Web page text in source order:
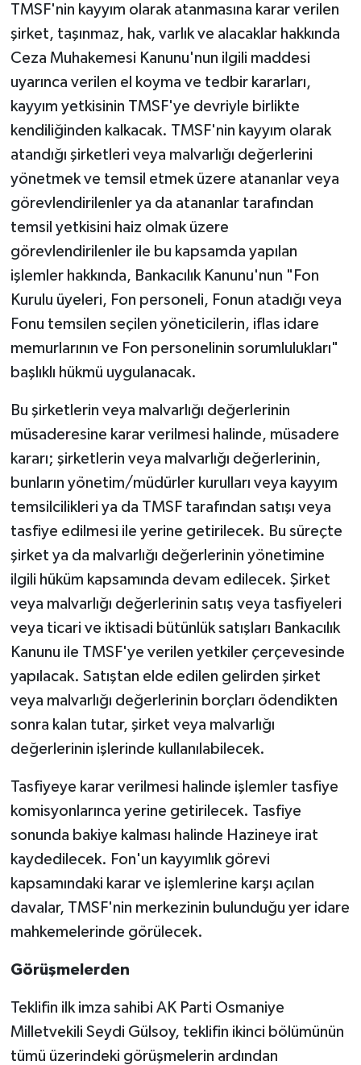
TMSF'nin kayyım olarak atanmasına karar verilen
şirket, taşınmaz, hak, varlık ve alacaklar hakkında
Ceza Muhakemesi Kanunu'nun ilgili maddesi
uyarınca verilen el koyma ve tedbir kararları,
kayyım yetkisinin TMSF'ye devriyle birlikte
kendiliğinden kalkacak. TMSF'nin kayyım olarak
atandığı şirketleri veya malvarlığı değerlerini
yönetmek ve temsil etmek üzere atananlar veya
görevlendirilenler ya da atananlar tarafından
temsil yetkisini haiz olmak üzere
görevlendirilenler ile bu kapsamda yapılan
işlemler hakkında, Bankacılık Kanunu'nun "Fon
Kurulu üyeleri, Fon personeli, Fonun atadığı veya
Fonu temsilen seçilen yöneticilerin, iflas idare
memurlarının ve Fon personelinin sorumlulukları"
başlıklı hükmü uygulanacak.
Bu şirketlerin veya malvarlığı değerlerinin
müsaderesine karar verilmesi halinde, müsadere
kararı; şirketlerin veya malvarlığı değerlerinin,
bunların yönetim/müdürler kurulları veya kayyım
temsilcilikleri ya da TMSF tarafından satışı veya
tasfiye edilmesi ile yerine getirilecek. Bu süreçte
şirket ya da malvarlığı değerlerinin yönetimine
ilgili hüküm kapsamında devam edilecek. Şirket
veya malvarlığı değerlerinin satış veya tasfiyeleri
veya ticari ve iktisadi bütünlük satışları Bankacılık
Kanunu ile TMSF'ye verilen yetkiler çerçevesinde
yapılacak. Satıştan elde edilen gelirden şirket
veya malvarlığı değerlerinin borçları ödendikten
sonra kalan tutar, şirket veya malvarlığı
değerlerinin işlerinde kullanılabilecek.
Tasfiyeye karar verilmesi halinde işlemler tasfiye
komisyonlarınca yerine getirilecek. Tasfiye
sonunda bakiye kalması halinde Hazineye irat
kaydedilecek. Fon'un kayyımlık görevi
kapsamındaki karar ve işlemlerine karşı açılan
davalar, TMSF'nin merkezinin bulunduğu yer idare
mahkemelerinde görülecek.
Görüşmelerden
Teklifin ilk imza sahibi AK Parti Osmaniye
Milletvekili Seydi Gülsoy, teklifin ikinci bölümünün
tümü üzerindeki görüşmelerin ardından